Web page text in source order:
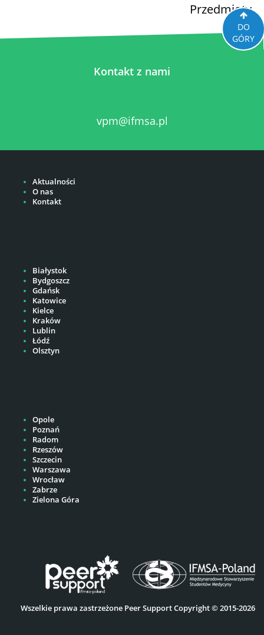
Przedmioty
Kontakt z nami
vpm@ifmsa.pl
DO
GÓRY
Aktualności
O nas
Kontakt
Białystok
Bydgoszcz
Gdańsk
Katowice
Kielce
Kraków
Lublin
Łódź
Olsztyn
Opole
Poznań
Radom
Rzeszów
Szczecin
Warszawa
Wrocław
Zabrze
Zielona Góra
Wszelkie prawa zastrzeżone Peer Support Copyright © 2015-2026